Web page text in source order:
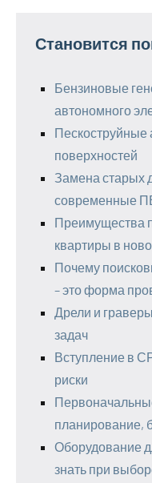
Становится
Бензиновые
автономного
Пескоструйные
поверхностей
Замена старых
современные
Преимущества
квартиры в
Почему
– это форма
Дрели и
задач
Вступление в
риски
планирование,
Оборудование
знать при